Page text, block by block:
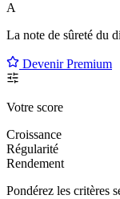
A
La note de sûreté du
Devenir Premium
Votre score
Croissance
Régularité
Rendement
Pondérez les critères